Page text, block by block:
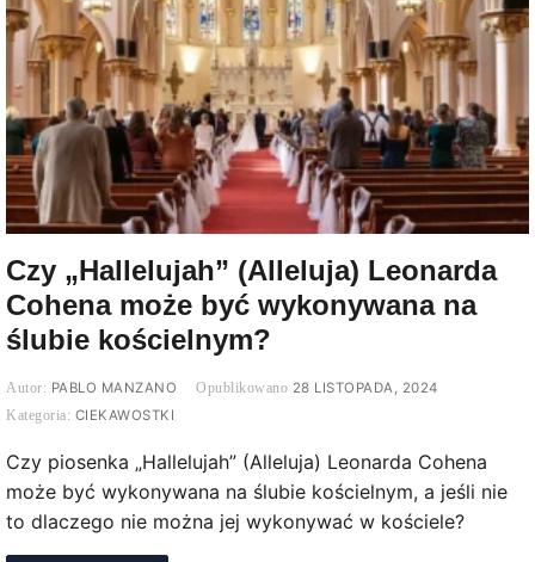
Czy „Hallelujah” (Alleluja) Leonarda
Cohena może być wykonywana na
ślubie kościelnym?
PABLO MANZANO
28 LISTOPADA, 2024
CIEKAWOSTKI
Czy piosenka „Hallelujah” (Alleluja) Leonarda Cohena
może być wykonywana na ślubie kościelnym, a jeśli nie
to dlaczego nie można jej wykonywać w kościele?